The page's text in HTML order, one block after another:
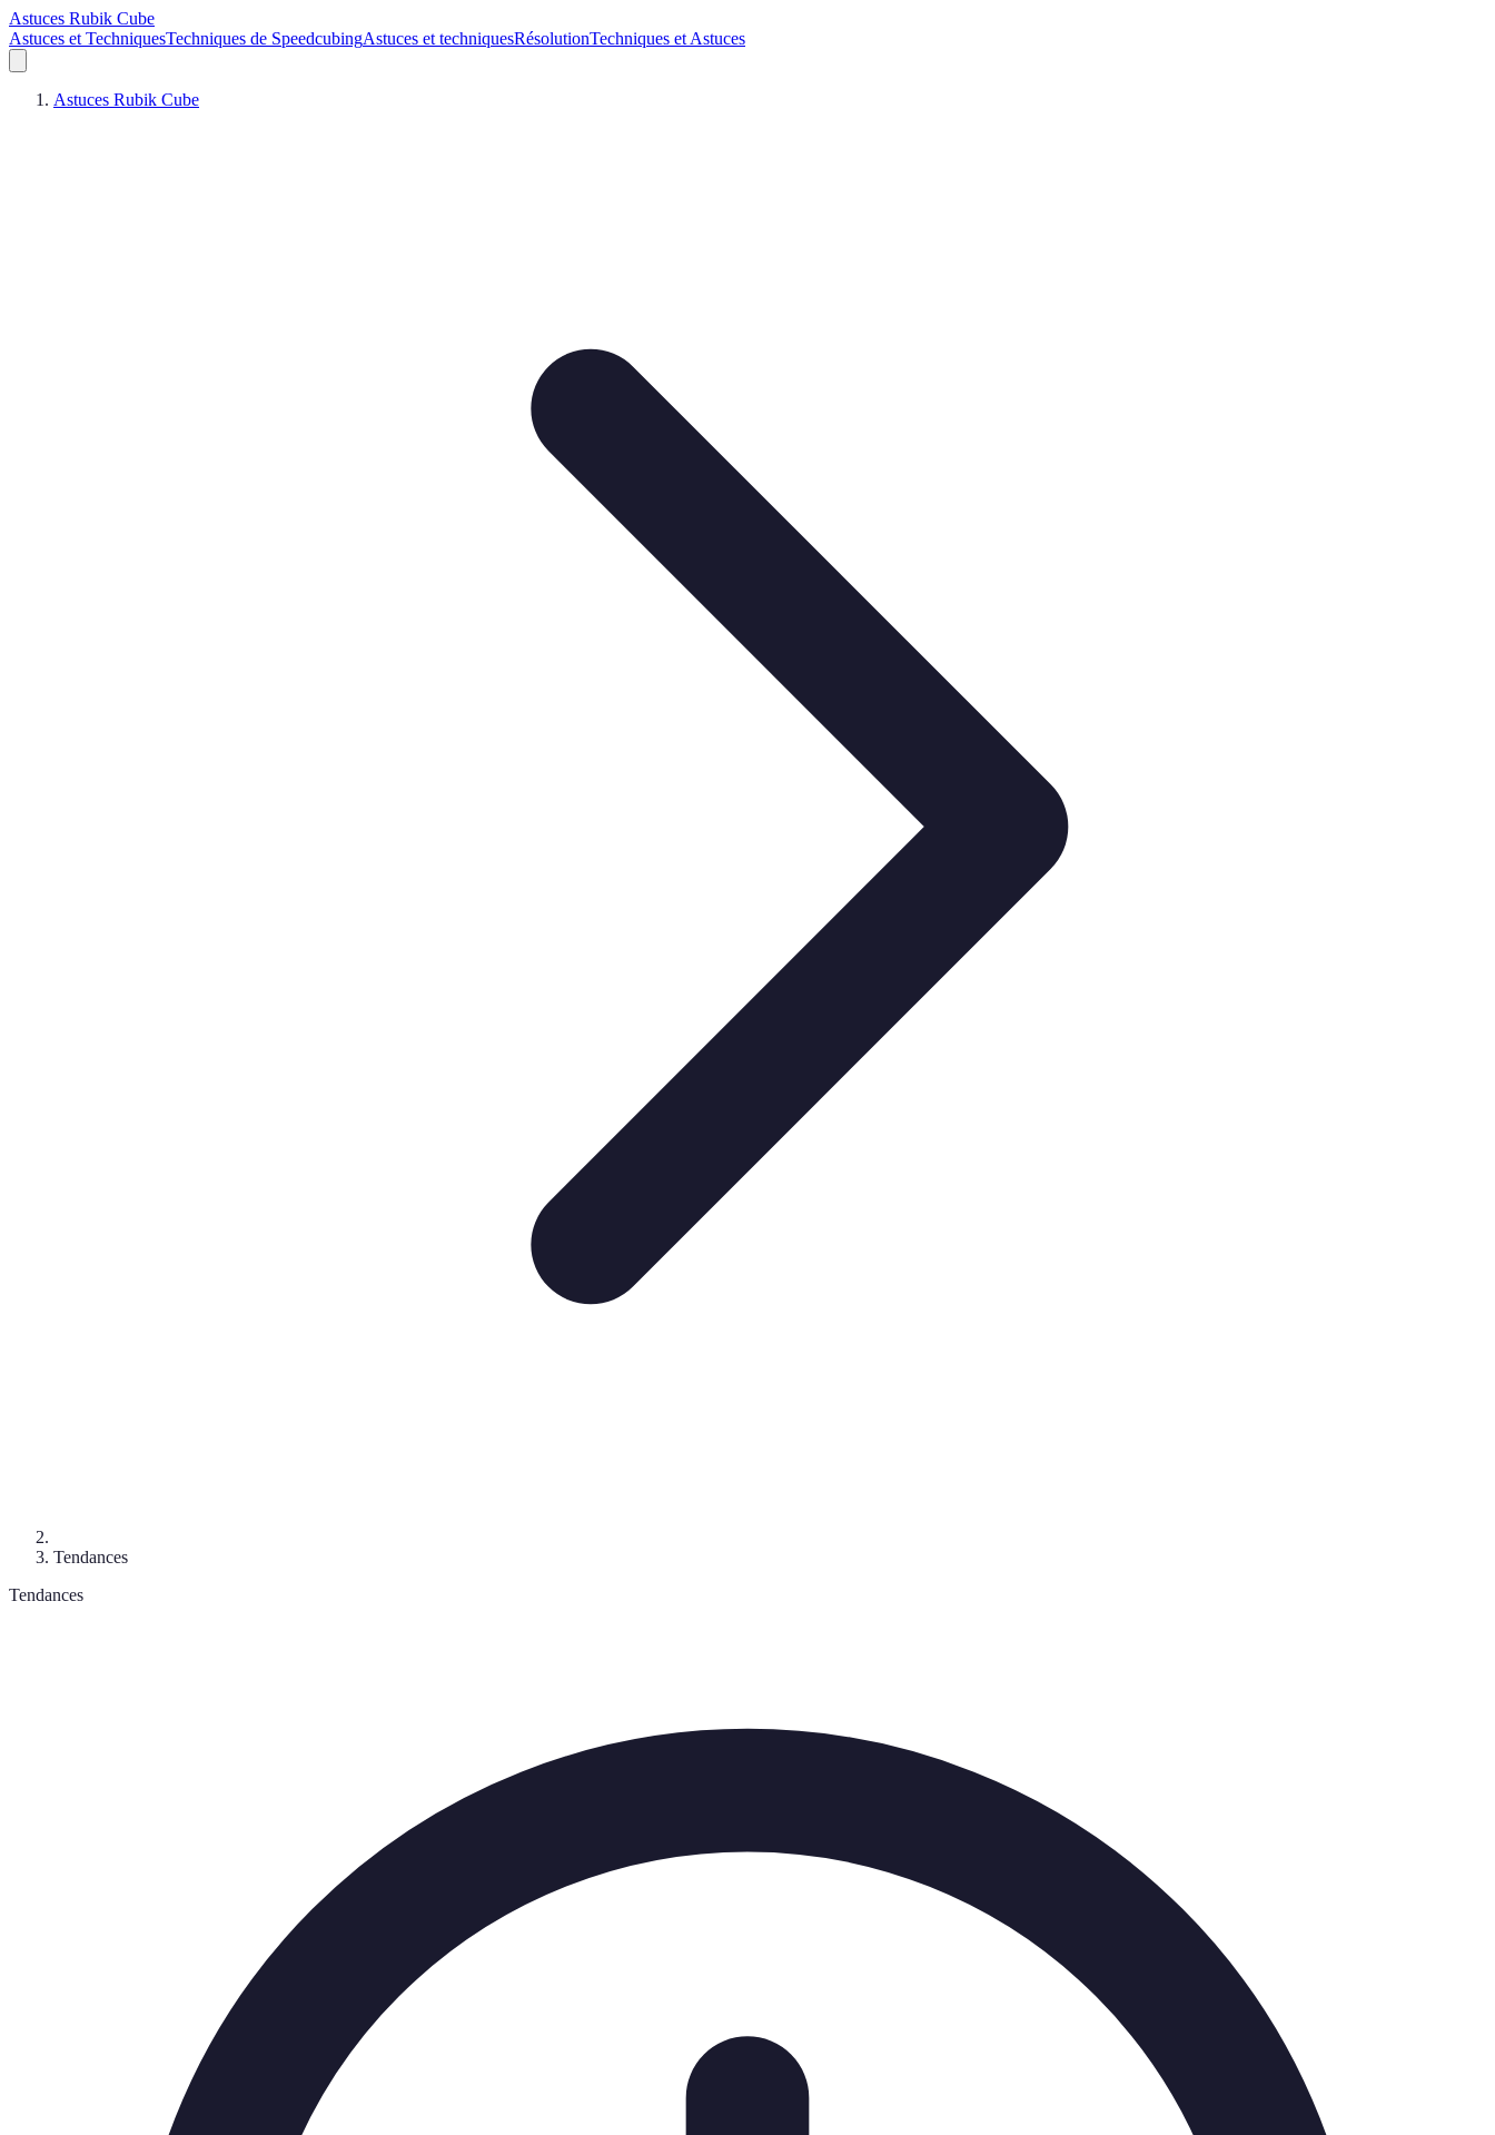
Astuces Rubik Cube
Astuces et TechniquesTechniques de SpeedcubingAstuces et techniquesRésolutionTechniques et Astuces
Astuces Rubik Cube
Tendances
Tendances